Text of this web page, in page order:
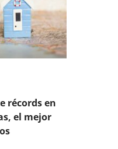
récords en
el mejor